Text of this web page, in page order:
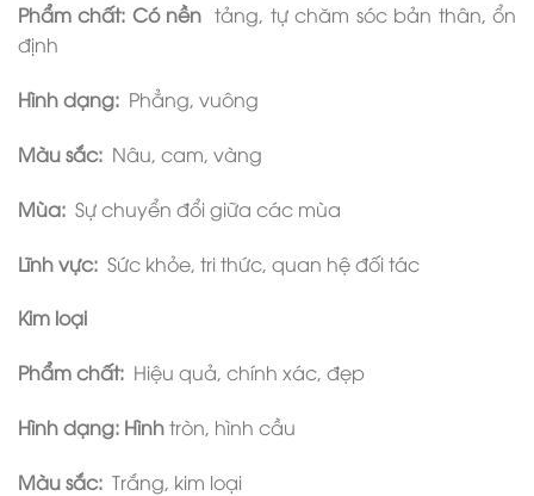
Phẩm chất: Có nền tảng, tự chăm sóc bản thân, ổn
định
Hình dạng: Phẳng, vuông
Màu sắc: Nâu, cam, vàng
Mùa: Sự chuyển đổi giữa các mùa
Lĩnh vực: Sức khỏe, tri thức, quan hệ đối tác
Kim loại
Phẩm chất: Hiệu quả, chính xác, đẹp
Hình dạng: Hìnhtròn, hình cầu
Màu sắc: Trắng, kim loại